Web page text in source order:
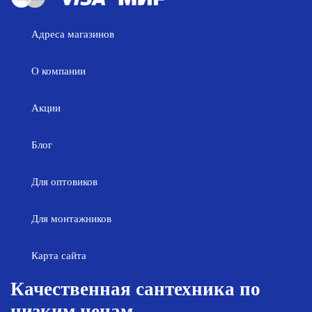
Адреса магазинов
О компании
Акции
Блог
Для оптовиков
Для монтажников
Карта сайта
Качественная сантехника по